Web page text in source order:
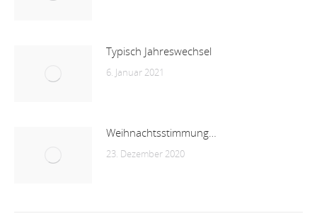
Typisch Jahreswechsel
6. Januar 2021
Weihnachtsstimmung…
23. Dezember 2020